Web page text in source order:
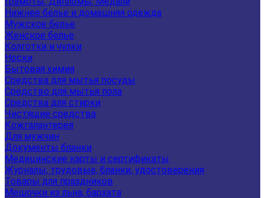
Нижнее белье и домашняя одежда
Мужское белье
Женское белье
Колготки и чулки
Носки
Бытовая химия
Средства для мытья посуды
Средство для мытья пола
Средства для стирки
Чистящие средства
Кожгалантерея
Для мужчин
Документы бланки
Медицинские карты и сертификаты
Журналы, трудовые, бланки, удостоверения
Товары для праздников
Мешочки из льна, бархата